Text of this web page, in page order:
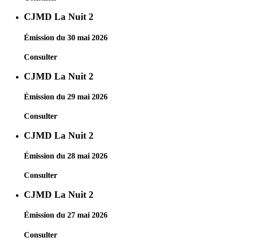
CJMD La Nuit 2
Émission du 30 mai 2026
Consulter
CJMD La Nuit 2
Émission du 29 mai 2026
Consulter
CJMD La Nuit 2
Émission du 28 mai 2026
Consulter
CJMD La Nuit 2
Émission du 27 mai 2026
Consulter